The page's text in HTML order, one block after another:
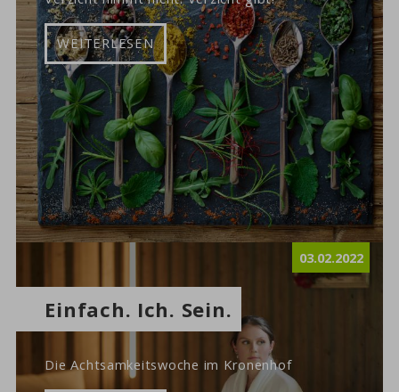
WEITERLESEN
03.02.2022
Einfach. Ich. Sein.
Die Achtsamkeitswoche im Kronenhof